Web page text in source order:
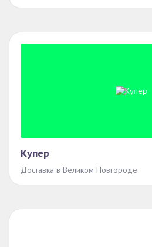
Купер
Доставка в Великом Новгороде